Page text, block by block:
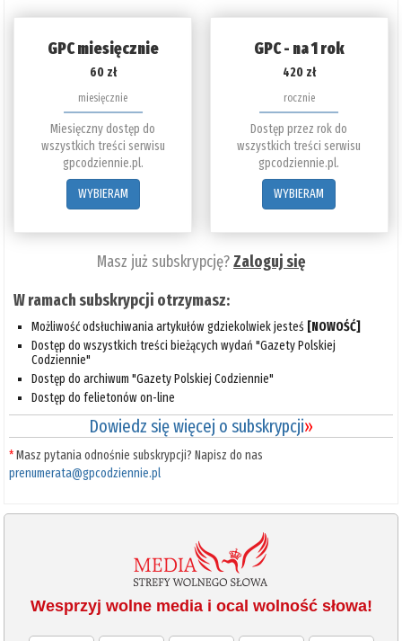
GPC miesięcznie
60 zł
miesięcznie
Miesięczny dostęp do
wszystkich treści serwisu
gpcodziennie.pl.
WYBIERAM
GPC - na 1 rok
420 zł
rocznie
Dostęp przez rok do
wszystkich treści serwisu
gpcodziennie.pl.
WYBIERAM
Masz już subskrypcję?Zaloguj się
W ramach subskrypcji otrzymasz:
Możliwość odsłuchiwania artykułów gdziekolwiek jesteś [NOWOŚĆ]
Dostęp do wszystkich treści bieżących wydań "Gazety Polskiej
Codziennie"
Dostęp do archiwum "Gazety Polskiej Codziennie"
Dostęp do felietonów on-line
Dowiedz się więcej o subskrypcji»
*Masz pytania odnośnie subskrypcji? Napisz do nas
prenumerata@gpcodziennie.pl
Wesprzyj wolne media i ocal wolność słowa!